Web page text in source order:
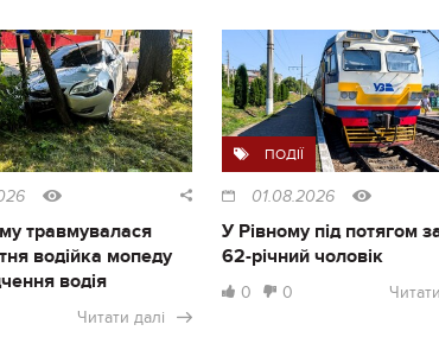
травмувалася
водійка мопеду
водія
Читати далі
ПОДІЇ
01.08.2026
У Рівному під потягом
62-річний чоловік
0 0